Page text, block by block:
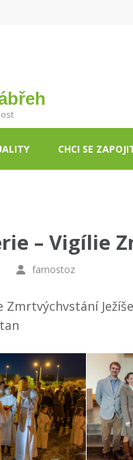
CHCI SE
– Vigílie
farnostoz
Zmrtvýchvstání